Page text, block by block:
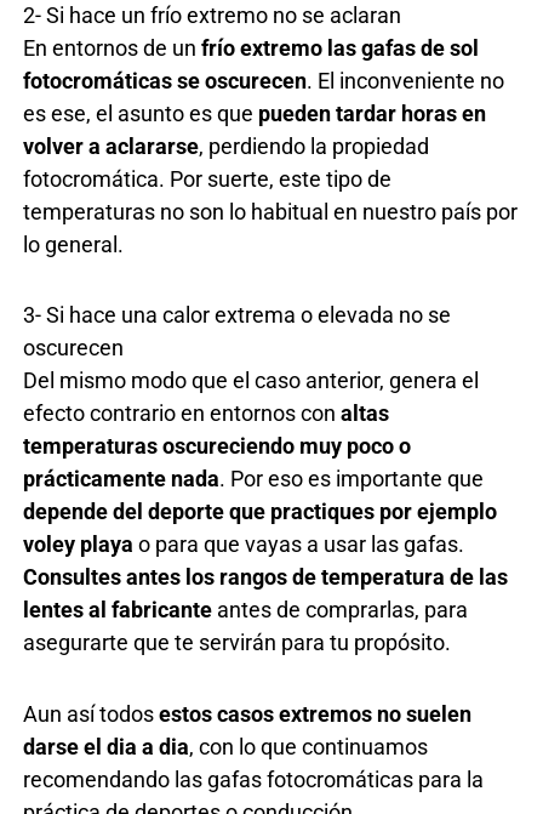
2- Si hace un frío extremo no se aclaran
En entornos de un frío extremo las gafas de sol
fotocromáticas se oscurecen. El inconveniente no
es ese, el asunto es que pueden tardar horas en
volver a aclararse, perdiendo la propiedad
fotocromática. Por suerte, este tipo de
temperaturas no son lo habitual en nuestro país por
lo general.
3- Si hace una calor extrema o elevada no se
oscurecen
Del mismo modo que el caso anterior, genera el
efecto contrario en entornos con altas
temperaturas oscureciendo muy poco o
prácticamente nada. Por eso es importante que
depende del deporte que practiques por ejemplo
voley playa o para que vayas a usar las gafas.
Consultes antes los rangos de temperatura de las
lentesal fabricanteantes de comprarlas, para
asegurarte que te servirán para tu propósito.
Aun así todosestos casos extremos no suelen
darse el dia a dia, con lo que continuamos
recomendando las gafas fotocromáticas para la